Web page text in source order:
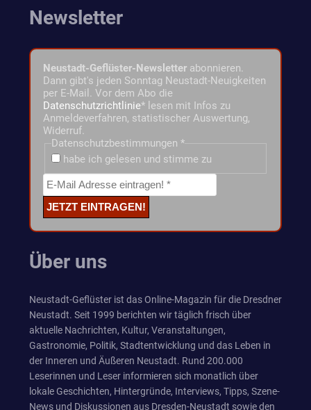
Newsletter
Neustadt-Geflüster-Newsletter abonnieren.
Dann gibt's jeden Sonntag Neustadt-Neuigkeiten
per E-Mail. Vor dem Abo die
Datenschutzrichtlinie* lesen mit Infos zu
Anmeldeverfahren, statistischer Auswertung,
Widerruf.
Datenschutzbestimmungen *
habe ich gelesen und stimme zu
Über uns
Neustadt-Geflüster ist das Online-Magazin für die Dresdner
Neustadt. Seit 1999 berichten wir täglich frisch über
aktuelle Nachrichten, Kultur, Veranstaltungen,
Gastronomie, Politik, Stadtentwicklung und das Leben in
der Inneren und Äußeren Neustadt. Rund 200.000
Leserinnen und Leser informieren sich monatlich über
lokale Geschichten, Hintergründe, Interviews, Tipps, Szene-
News und Diskussionen aus Dresden-Neustadt sowie den